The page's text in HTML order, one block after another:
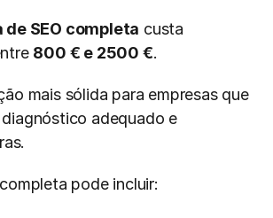
SEO completa custa
800 € e 2500 €.
mais sólida para empresas que
adequado e
pode incluir: